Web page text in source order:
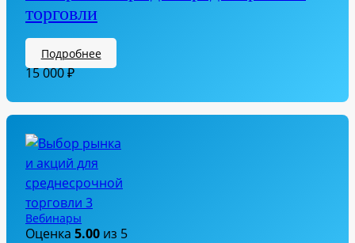
торговли
Подробнее
15 000₽
Вебинары
Оценка 5.00 из 5